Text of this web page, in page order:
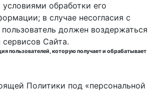
обработки его
в случае несогласия с
должен воздержаться
сервисов Сайта.
пользователей, которую получает и обрабатывает
Политики под «персональной